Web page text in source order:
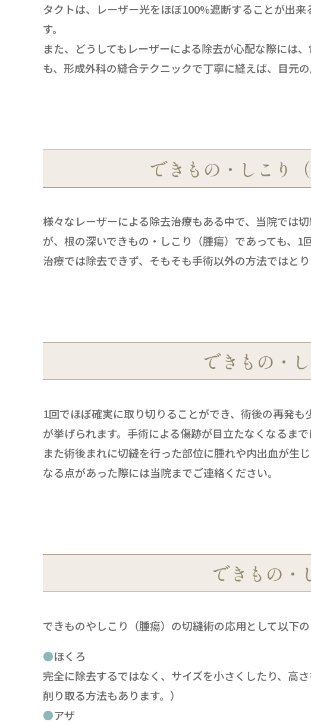
タクトは、レーザー光をほぼ100%遮断することが出
す。
また、どうしてもレーザーによる除去が心配な際には
も、形成外科の縫合テクニックで丁寧に縫えば、目元
できもの・しこり
様々なレーザーによる除去治療もある中で、当院では
が、根の深いできもの・しこり（腫瘍）であっても、
治療では除去できず、そもそも手術以外の方法ではと
できもの・
1回でほぼ確実に取り切りることができ、術後の再発
が挙げられます。手術による傷跡が目立たなくなるま
また術後まれに切縫を行った部位に腫れや内出血が生
なる点があった際には当院までご連絡ください。
できもの・
できものやしこり（腫瘍）の切縫術の応用として以下の
ほくろ
完全に除去するではなく、サイズを小さくしたり、高
削り取る方法もあります。）
アザ